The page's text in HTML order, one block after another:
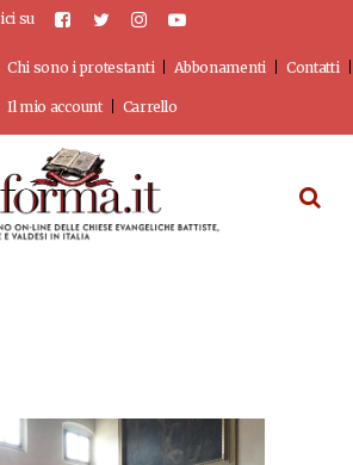
su
Chi sono i protestanti Abbonamenti Contatti
Il mio account Carrello